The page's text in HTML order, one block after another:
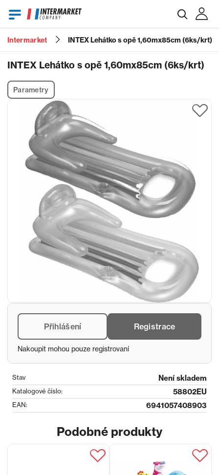
Heslo
Zapomenuté heslo?
Intermarket INTEX Lehátko s opě 1,60mx85cm (6ks/krt)
INTEX Lehátko s opě 1,60mx85cm (6ks/krt)
Parametry
Přihlášení Registrace
Nakoupit mohou pouze registrovaní
Stav Není skladem
Katalogové číslo: 58802EU
EAN: 6941057408903
Podobné produkty